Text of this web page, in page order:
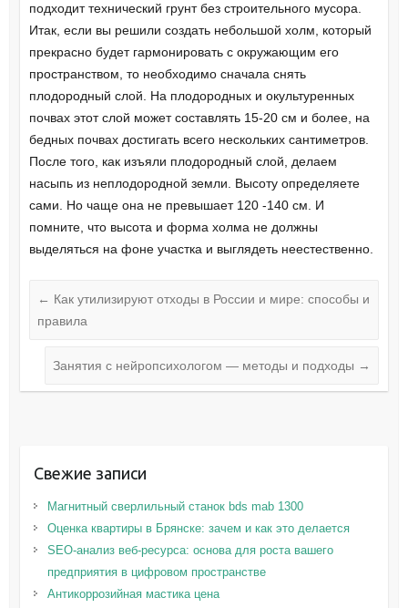
подходит технический грунт без строительного мусора.
Итак, если вы решили создать небольшой холм, который
прекрасно будет гармонировать с окружающим его
пространством, то необходимо сначала снять
плодородный слой. На плодородных и окультуренных
почвах этот слой может составлять 15-20 см и более, на
бедных почвах достигать всего нескольких сантиметров.
После того, как изъяли плодородный слой, делаем
насыпь из неплодородной земли. Высоту определяете
сами. Но чаще она не превышает 120 -140 см. И
помните, что высота и форма холма не должны
выделяться на фоне участка и выглядеть неестественно.
← Как утилизируют отходы в России и мире: способы и
правила
Занятия с нейропсихологом — методы и подходы →
Свежие записи
Магнитный сверлильный станок bds mab 1300
Оценка квартиры в Брянске: зачем и как это делается
SEO-анализ веб-ресурса: основа для роста вашего
предприятия в цифровом пространстве
Антикоррозийная мастика цена